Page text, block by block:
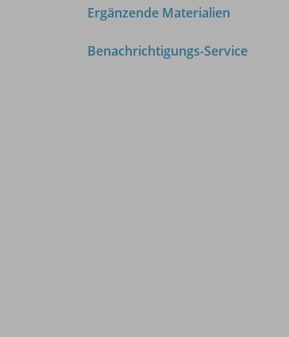
Ergänzende Materialien
Benachrichtigungs-Service